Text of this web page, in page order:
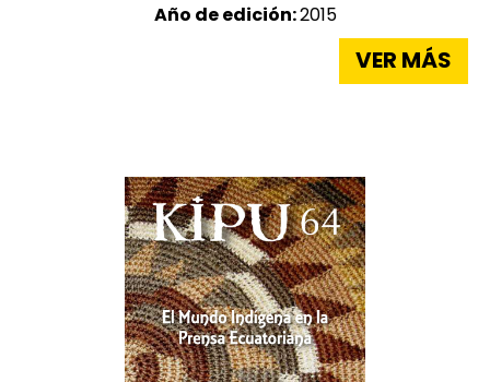
Año de edición:2015
VER MÁS